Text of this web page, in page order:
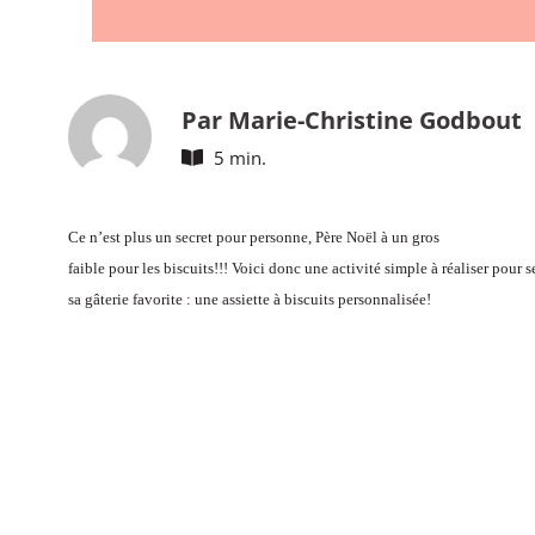
Par Marie-Christine Godbout
5 min.
Ce n’est plus un secret pour personne, Père Noël à un gros
faible pour les biscuits!!! Voici donc une activité simple à réaliser pour
sa gâterie favorite : une assiette à biscuits personnalisée!